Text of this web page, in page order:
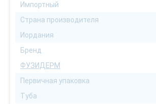
Импортный
Страна производителя
Иордания
Бренд
ФУЗИДЕРМ
Первичная упаковка
Туба